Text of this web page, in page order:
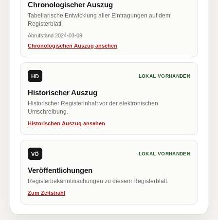
Chronologischer Auszug
Tabellarische Entwicklung aller Eintragungen auf dem
Registerblatt.
Abrufstand 2024-03-09
Chronologischen Auszug ansehen
HD LOKAL VORHANDEN
Historischer Auszug
Historischer Registerinhalt vor der elektronischen
Umschreibung.
Historischen Auszug ansehen
VÖ LOKAL VORHANDEN
Veröffentlichungen
Registerbekanntmachungen zu diesem Registerblatt.
Zum Zeitstrahl